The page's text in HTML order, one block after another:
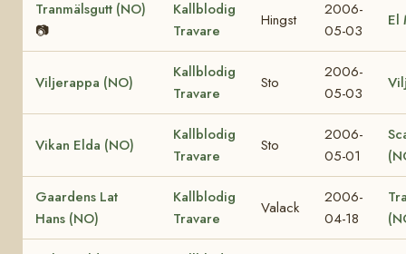
Tranmälsgutt (NO)
📷
Kallblodig
Travare
Hingst
2006-
05-03
El
Viljerappa (NO)
Kallblodig
Travare
Sto
2006-
05-03
Vikan Elda (NO)
Kallblodig
Travare
Sto
2006-
05-01
Gaardens Lat
Hans (NO)
Kallblodig
Travare
Valack
2006-
04-18